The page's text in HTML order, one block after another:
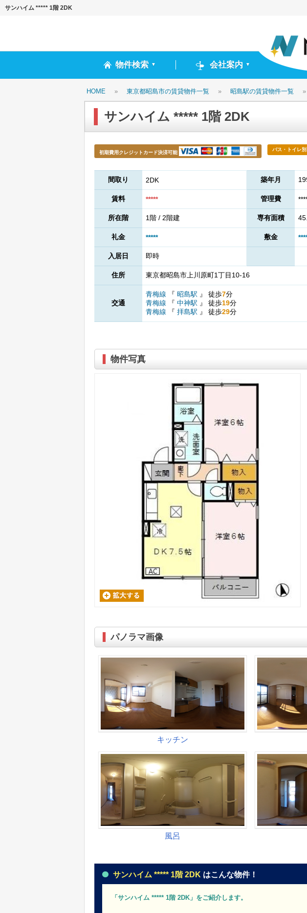
サンハイム ***** 1階 2DK
物件検索 ▼ 会社案内 ▼
HOME » 東京都昭島市の賃貸物件一覧 » 昭島駅の賃貸物件一覧
サンハイム ***** 1階 2DK
初期費用クレジットカード決済可能
バス・トイレ別
間取り 2DK 築年月
賃料 ***** 管理費
所在階 1階 / 2階建 専有面積
礼金 ***** 敷金
入居日 即時
住所 東京都昭島市上川原町1丁目10-16
交通
青梅線 『 昭島駅 』 徒歩7分
青梅線
『 中神駅 』 徒歩19分
青梅線
『 拝島駅 』 徒歩29分
物件写真
パノラマ画像
サンハイム ***** 1階 2DK はこんな物件！
「サンハイム ***** 1階 2DK」をご紹介します。